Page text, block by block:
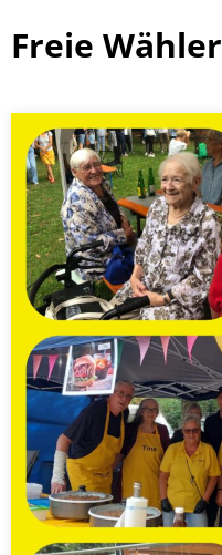
Freie Wähler